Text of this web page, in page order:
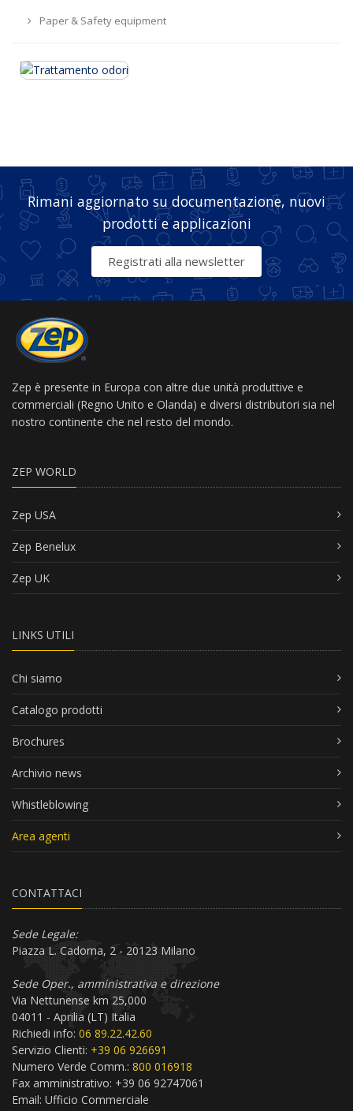
Paper & Safety equipment
Rimani aggiornato su documentazione, nuovi
prodotti e applicazioni
Registrati alla newsletter
Zep è presente in Europa con altre due unità produttive e
commerciali (Regno Unito e Olanda) e diversi distributori sia nel
nostro continente che nel resto del mondo.
ZEP WORLD
Zep USA
Zep Benelux
Zep UK
LINKS UTILI
Chi siamo
Catalogo prodotti
Brochures
Archivio news
Whistleblowing
Area agenti
CONTATTACI
Sede Legale:
Piazza L. Cadorna, 2 - 20123 Milano
Sede Oper., amministrativa e direzione
Via Nettunense km 25,000
04011 - Aprilia (LT) Italia
Richiedi info: 06 89.22.42.60
Servizio Clienti: +39 06 926691
Numero Verde Comm.: 800 016918
Fax amministrativo: +39 06 92747061
Email: Ufficio Commerciale